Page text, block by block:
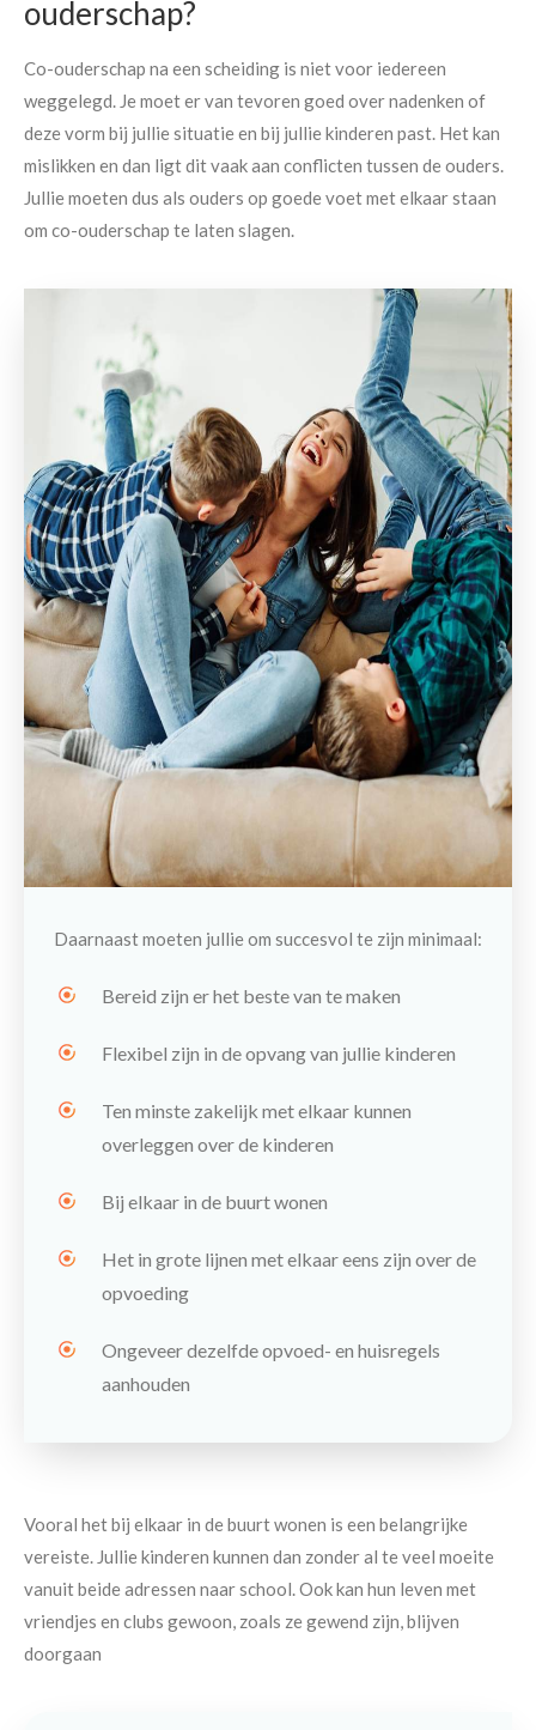
ouderschap?
Co-ouderschap na een scheiding is niet voor iedereen
weggelegd. Je moet er van tevoren goed over nadenken of
deze vorm bij jullie situatie en bij jullie kinderen past. Het kan
mislikken en dan ligt dit vaak aan conflicten tussen de ouders.
Jullie moeten dus als ouders op goede voet met elkaar staan
om co-ouderschap te laten slagen.
Daarnaast moeten jullie om succesvol te zijn minimaal:
Bereid zijn er het beste van te maken
Flexibel zijn in de opvang van jullie kinderen
Ten minste zakelijk met elkaar kunnen
overleggen over de kinderen
Bij elkaar in de buurt wonen
Het in grote lijnen met elkaar eens zijn over de
opvoeding
Ongeveer dezelfde opvoed- en huisregels
aanhouden
Vooral het bij elkaar in de buurt wonen is een belangrijke
vereiste. Jullie kinderen kunnen dan zonder al te veel moeite
vanuit beide adressen naar school. Ook kan hun leven met
vriendjes en clubs gewoon, zoals ze gewend zijn, blijven
doorgaan